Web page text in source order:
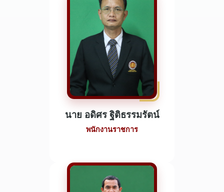
นาย อดิศร ฐิติธรรมรัตน์
พนักงานราชการ